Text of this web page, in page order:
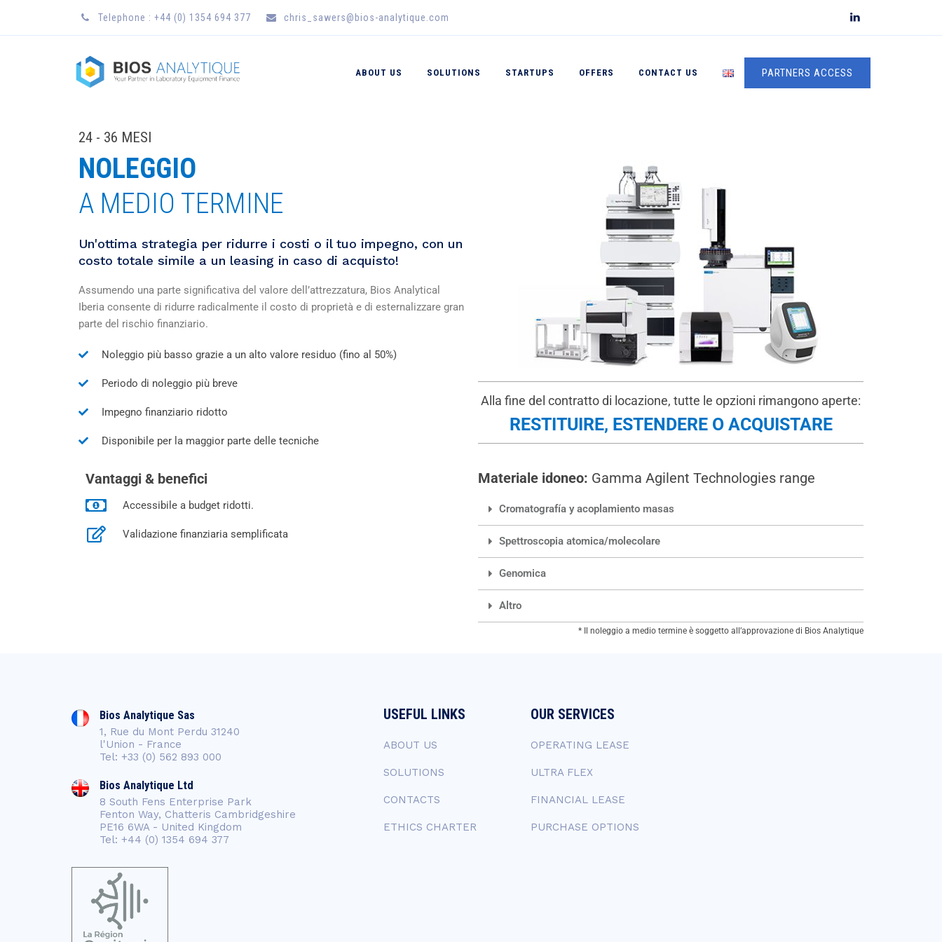
Telephone : +44 (0) 1354 694 377 chris_sawers@bios-analytique.com
PARTNERS ACCESS
ABOUT US SOLUTIONS STARTUPS OFFERS CONTACT US
24 - 36 MESI
NOLEGGIO
A MEDIO TERMINE
Un'ottima strategia per ridurre i costi o il tuo impegno, con un
costo totale simile a un leasing in caso di acquisto!
Assumendo una parte significativa del valore dell’attrezzatura, Bios Analytical
Iberia consente di ridurre radicalmente il costo di proprietà e di esternalizzare gran
parte del rischio finanziario.
Noleggio più basso grazie a un alto valore residuo (fino al 50%)
Periodo di noleggio più breve
Impegno finanziario ridotto
Disponibile per la maggior parte delle tecniche
Alla fine del contratto di locazione, tutte le opzioni rimangono aperte:
RESTITUIRE, ESTENDERE O ACQUISTARE
Vantaggi & benefici
Accessibile a budget ridotti.
Validazione finanziaria semplificata
Materiale idoneo: Gamma Agilent Technologies range
Cromatografía y acoplamiento masas
Spettroscopia atomica/molecolare
Genomica
Altro
* Il noleggio a medio termine è soggetto all’approvazione di Bios Analytique
Bios Analytique Sas
1, Rue du Mont Perdu 31240
l'Union - France
Tel: +33 (0) 562 893 000
Bios Analytique Ltd
8 South Fens Enterprise Park
Fenton Way, Chatteris Cambridgeshire
PE16 6WA - United Kingdom
Tel: +44 (0) 1354 694 377
USEFUL LINKS
ABOUT US
SOLUTIONS
CONTACTS
ETHICS CHARTER
OUR SERVICES
OPERATING LEASE
ULTRA FLEX
FINANCIAL LEASE
PURCHASE OPTIONS